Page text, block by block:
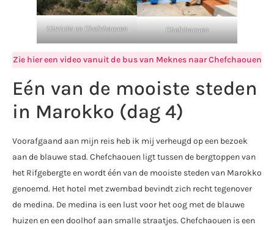
Uitzicht op Chefchaouen Chefchaouen
Zie hier een video vanuit de bus van Meknes naar Chefchaouen
Eén van de mooiste steden
in Marokko (dag 4)
Voorafgaand aan mijn reis heb ik mij verheugd op een bezoek
aan de blauwe stad. Chefchaouen ligt tussen de bergtoppen van
het Rifgebergte en wordt één van de mooiste steden van Marokko
genoemd. Het hotel met zwembad bevindt zich recht tegenover
de medina. De medina is een lust voor het oog met de blauwe
huizen en een doolhof aan smalle straatjes. Chefchaouen is een